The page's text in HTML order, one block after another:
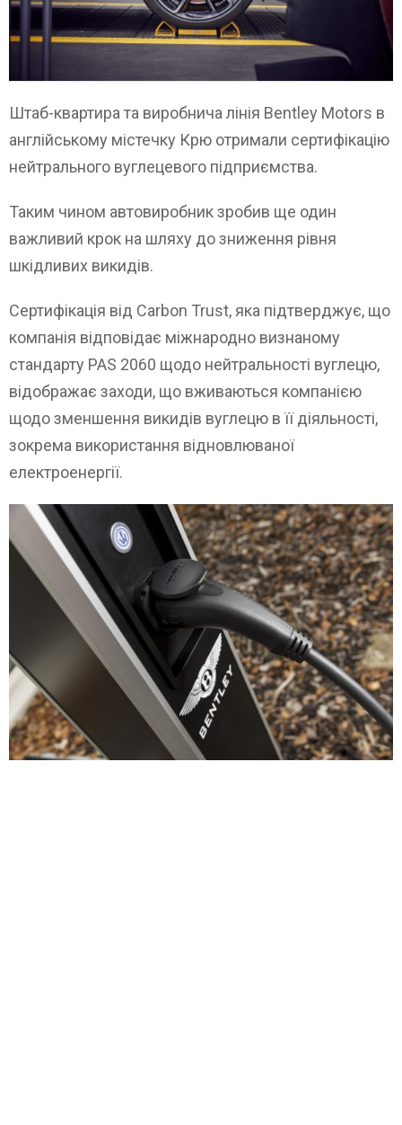
Штаб-квартира та виробнича лінія Bentley Motors в
англійському містечку Крю отримали сертифікацію
нейтрального вуглецевого підприємства.
Таким чином автовиробник зробив ще один
важливий крок на шляху до зниження рівня
шкідливих викидів.
Сертифікація від Carbon Trust, яка підтверджує, що
компанія відповідає міжнародно визнаному
стандарту PAS 2060 щодо нейтральності вуглецю,
відображає заходи, що вживаються компанією
щодо зменшення викидів вуглецю в її діяльності,
зокрема використання відновлюваної
електроенергії.